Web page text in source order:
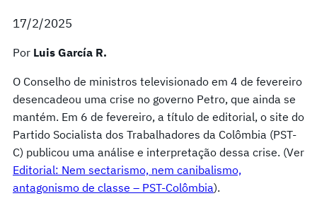
17/2/2025
Por Luis García R.
O Conselho de ministros televisionado em 4 de fevereiro
desencadeou uma crise no governo Petro, que ainda se
mantém. Em 6 de fevereiro, a título de editorial, o site do
Partido Socialista dos Trabalhadores da Colômbia (PST-
C) publicou uma análise e interpretação dessa crise. (Ver
Editorial: Nem sectarismo, nem canibalismo,
antagonismo de classe – PST-Colômbia).